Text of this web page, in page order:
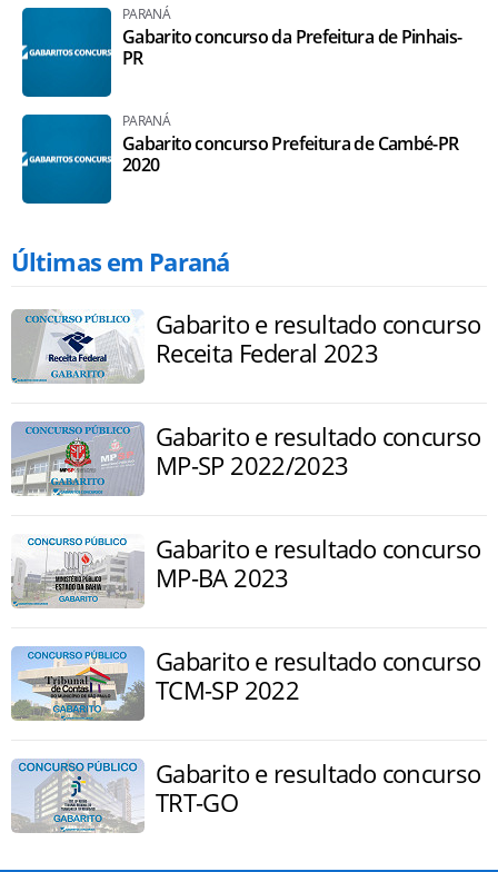
PARANÁ
Gabarito concurso da Prefeitura de Pinhais-
PR
PARANÁ
Gabarito concurso Prefeitura de Cambé-PR
2020
Últimas em Paraná
Gabarito e resultado concurso
Receita Federal 2023
Gabarito e resultado concurso
MP-SP 2022/2023
Gabarito e resultado concurso
MP-BA 2023
Gabarito e resultado concurso
TCM-SP 2022
Gabarito e resultado concurso
TRT-GO